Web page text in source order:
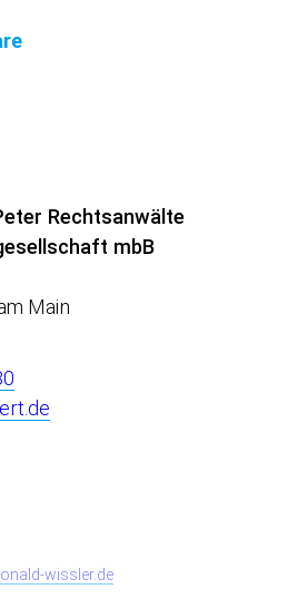
Rechtsanwälte
mbB
Main
wissler.de